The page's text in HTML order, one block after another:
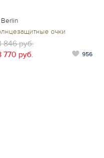
Berlin
очки
846 руб.
770 руб.
956